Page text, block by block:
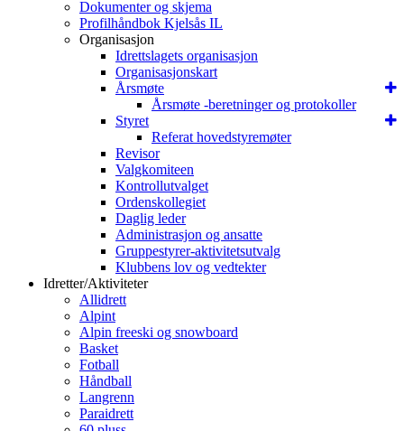
Dokumenter og skjema
Profilhåndbok Kjelsås IL
Organisasjon
Idrettslagets organisasjon
Organisasjonskart
Årsmøte
Årsmøte -beretninger og protokoller
Styret
Referat hovedstyremøter
Revisor
Valgkomiteen
Kontrollutvalget
Ordenskollegiet
Daglig leder
Administrasjon og ansatte
Gruppestyrer-aktivitetsutvalg
Klubbens lov og vedtekter
Idretter/Aktiviteter
Allidrett
Alpint
Alpin freeski og snowboard
Basket
Fotball
Håndball
Langrenn
Paraidrett